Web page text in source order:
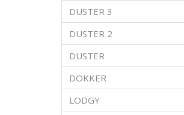
DUSTER 3
DUSTER 2
DUSTER
DOKKER
LODGY